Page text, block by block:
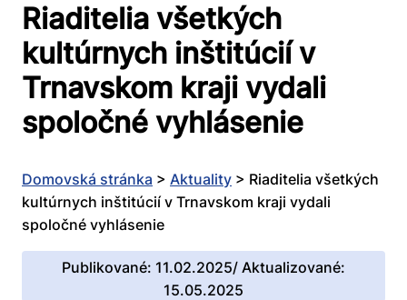
Riaditelia všetkých
kultúrnych inštitúcií v
Trnavskom kraji vydali
spoločné vyhlásenie
Domovská stránka > Aktuality > Riaditelia všetkých
kultúrnych inštitúcií v Trnavskom kraji vydali
spoločné vyhlásenie
Publikované: 11.02.2025/ Aktualizované:
15.05.2025